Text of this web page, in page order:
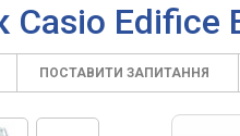
Edifice
ПОСТАВИТИ ЗАПИТАННЯ